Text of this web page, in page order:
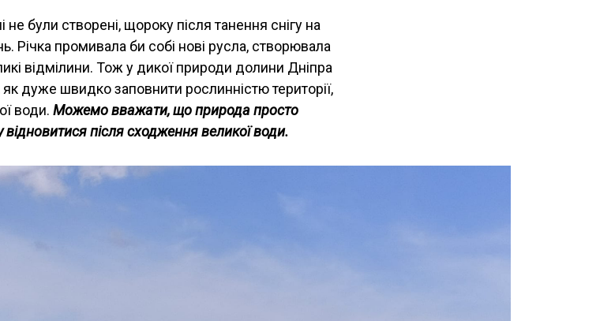
були створені, щороку після танення снігу на
Річка промивала би собі нові русла, створювала
відмілини. Тож у дикої природи долини Дніпра
дуже швидко заповнити рослинністю території,
води. Можемо вважати, що природа просто
відновитися після сходження великої води.